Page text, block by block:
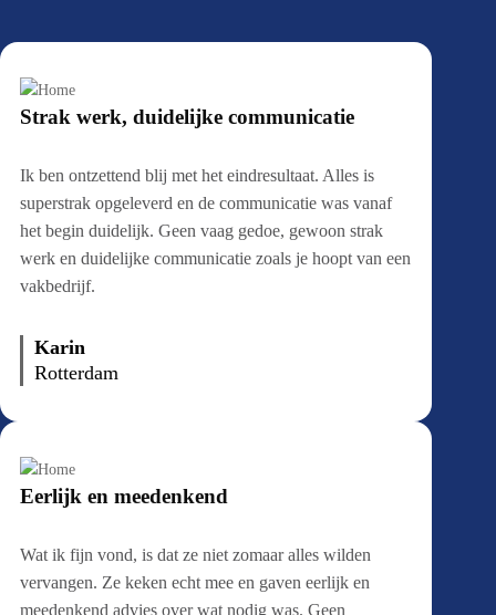
Strak werk, duidelijke communicatie
Ik ben ontzettend blij met het eindresultaat. Alles is
superstrak opgeleverd en de communicatie was vanaf
het begin duidelijk. Geen vaag gedoe, gewoon strak
werk en duidelijke communicatie zoals je hoopt van een
vakbedrijf.
Karin
Rotterdam
Eerlijk en meedenkend
Wat ik fijn vond, is dat ze niet zomaar alles wilden
vervangen. Ze keken echt mee en gaven eerlijk en
meedenkend advies over wat nodig was. Geen